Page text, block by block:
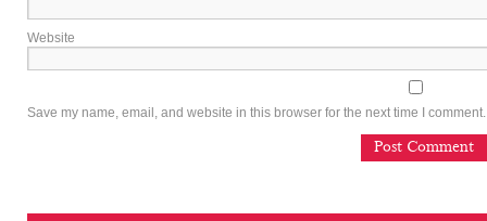
Website
Save my name, email, and website in this browser for the next time I comment.